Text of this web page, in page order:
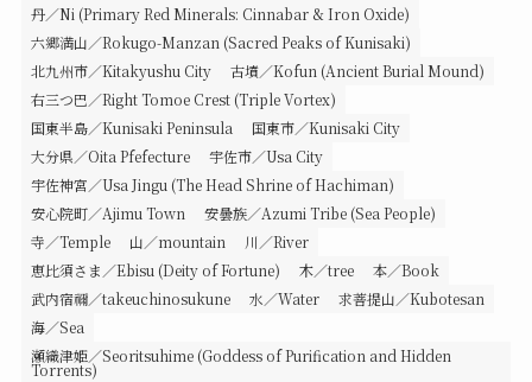
丹／Ni (Primary Red Minerals: Cinnabar & Iron Oxide)
六郷満山／Rokugo-Manzan (Sacred Peaks of Kunisaki)
北九州市／Kitakyushu City
古墳／Kofun (Ancient Burial Mound)
右三つ巴／Right Tomoe Crest (Triple Vortex)
国東半島／Kunisaki Peninsula
国東市／Kunisaki City
大分県／Oita Pfefecture
宇佐市／Usa City
宇佐神宮／Usa Jingu (The Head Shrine of Hachiman)
安心院町／Ajimu Town
安曇族／Azumi Tribe (Sea People)
寺／Temple
山／mountain
川／River
恵比須さま／Ebisu (Deity of Fortune)
木／tree
本／Book
武内宿禰／takeuchinosukune
水／Water
求菩提山／Kubotesan
海／Sea
瀬織津姫／Seoritsuhime (Goddess of Purification and Hidden
Torrents)